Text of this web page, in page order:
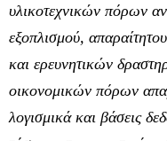
υλικοτεχνικών πόρων
εξοπλισμού,
και ερευνητικών
οικονομικών πόρων
λογισμικά και βάσεις